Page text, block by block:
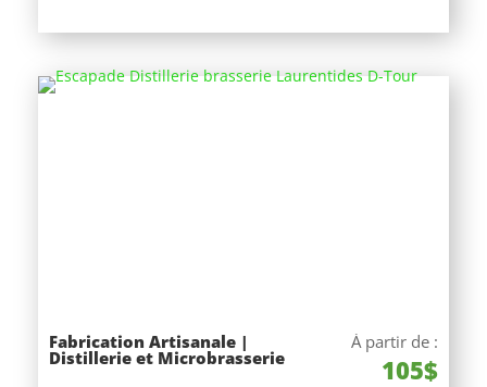
Fabrication Artisanale |
Distillerie et Microbrasserie
À partir de :
105$